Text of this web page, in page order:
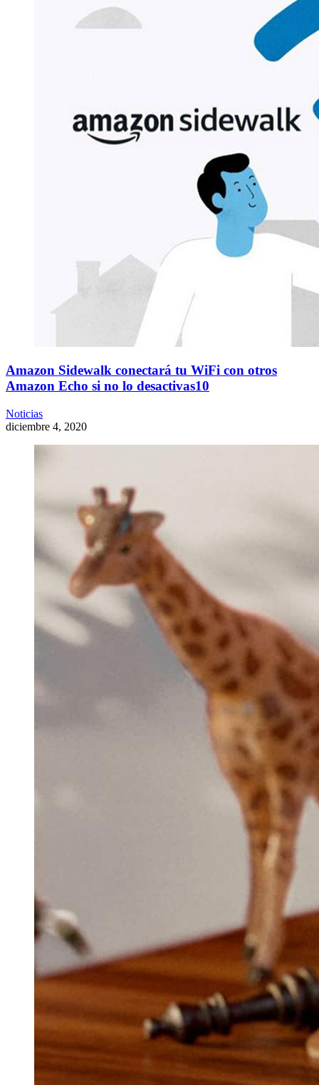
Amazon Sidewalk conectará tu WiFi con otros
Amazon Echo si no lo desactivas10
Noticias
diciembre 4, 2020